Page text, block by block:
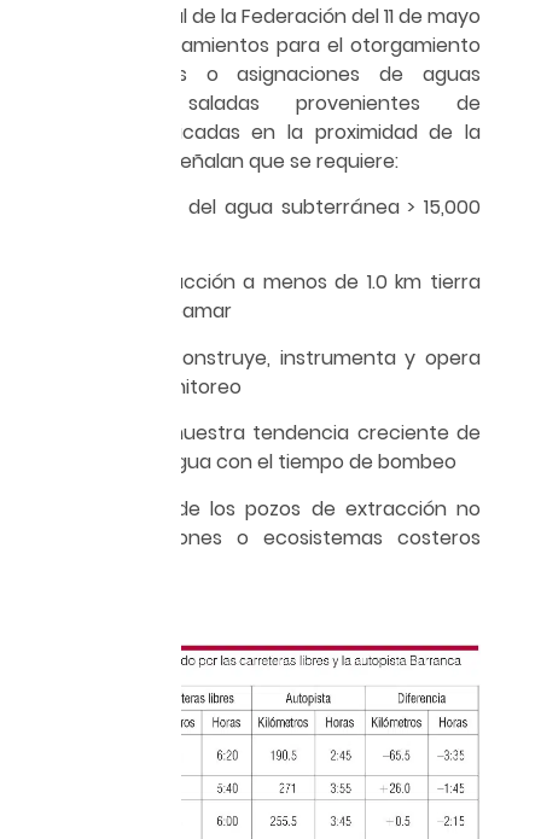
En el Diario Oficial de la Federación del 11 de mayo
de 2017, los “Lineamientos para el otorgamiento
de concesiones o asignaciones de aguas
subterráneas saladas provenientes de
captaciones ubicadas en la proximidad de la
zona del litoral” señalan que se requiere:
• Salinidad inicial del agua subterránea > 15,000
• Pozos de extracción a menos de 1.0 km tierra
adentro de la pleamar
• El solicitante construye, instrumenta y opera
los pozos de monitoreo
• El monitoreo muestra tendencia creciente de
la salinidad del agua con el tiempo de bombeo
• La operación de los pozos de extracción no
afecta captaciones o ecosistemas costeros